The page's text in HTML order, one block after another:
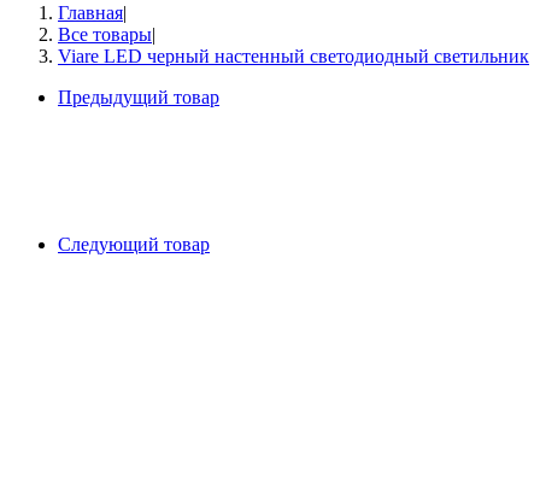
Главная|
Все товары|
Viare LED черный настенный светодиодный светильник
Предыдущий товар
Следующий товар